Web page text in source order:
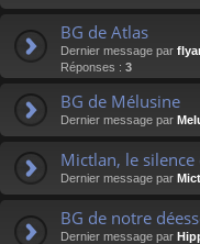
BG de Atlas
Dernier message par
Réponses : 3
BG de Mélusine
Dernier message par
Mictlan, le
Dernier message par
BG de notre
Dernier message par